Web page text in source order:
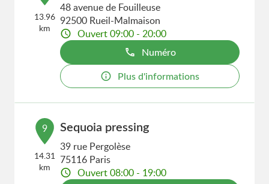
13.96
km
48 avenue de Fouilleuse
92500 Rueil-Malmaison
Ouvert 09:00 - 20:00
Numéro
Plus d'informations
9
14.31
km
Sequoia pressing
39 rue Pergolèse
75116 Paris
Ouvert 08:00 - 19:00